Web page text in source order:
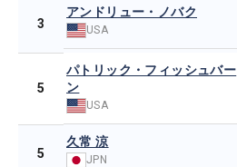
3
アンドリュー・ノバク
USA
5
パトリック・フィッシュバー
ン
USA
5
久常 涼
JPN